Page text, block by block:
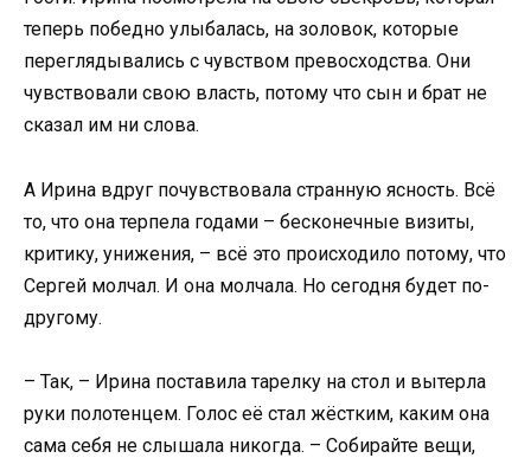
теперь победно улыбалась, на золовок, которые
переглядывались с чувством превосходства. Они
чувствовали свою власть, потому что сын и брат не
сказал им ни слова.
А Ирина вдруг почувствовала странную ясность. Всё
то, что она терпела годами – бесконечные визиты,
критику, унижения, – всё это происходило потому, что
Сергей молчал. И она молчала. Но сегодня будет по-
другому.
– Так, – Ирина поставила тарелку на стол и вытерла
руки полотенцем. Голос её стал жёстким, каким она
сама себя не слышала никогда. – Собирайте вещи,